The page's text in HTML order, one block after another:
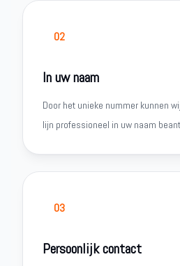
02
In uw naam
Door het unieke nummer kunnen
lijn professioneel in uw naam
03
Persoonlijk contact